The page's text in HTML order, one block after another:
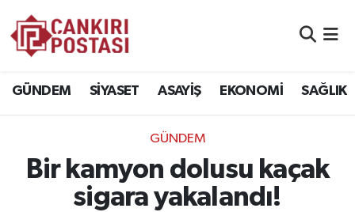
GÜNDEM SİYASET ASAYİŞ EKONOMİ SAĞLIK
GÜNDEM
Bir kamyon dolusu kaçak
sigara yakalandı!
EKONOMİ
Trafik Durumu